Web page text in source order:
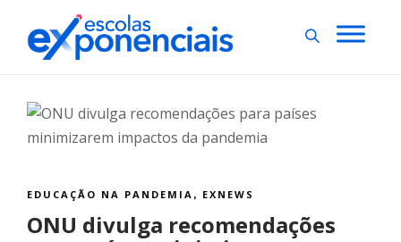
EDUCAÇÃO NA PANDEMIA , EXNEWS
ONU divulga recomendações